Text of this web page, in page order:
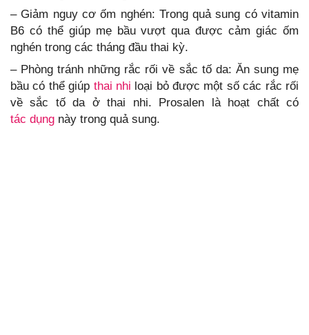
– Giảm nguy cơ ốm nghén: Trong quả sung có vitamin
B6 có thể giúp mẹ bầu vượt qua được cảm giác ốm
nghén trong các tháng đầu thai kỳ.
– Phòng tránh những rắc rối về sắc tố da: Ăn sung mẹ
bầu có thể giúp thai nhi loại bỏ được một số các rắc rối
về sắc tố da ở thai nhi. Prosalen là hoạt chất có
tác dụng này trong quả sung.